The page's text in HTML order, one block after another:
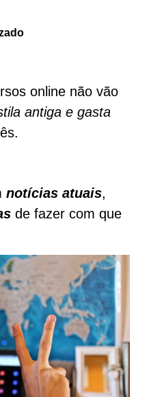
online não vão
antiga e gasta
notícias atuais,
de fazer com que